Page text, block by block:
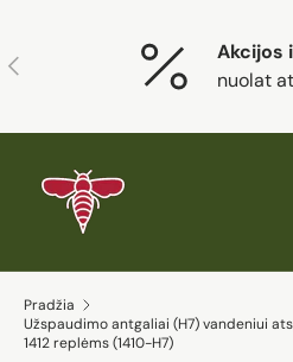
Ankstesnis
Akcijos
nuolat
Ieškoti
Prekės tipas
Pradžia
Užspaudimo antgaliai (H7) vandeniui
1412 replėms (1410-H7)